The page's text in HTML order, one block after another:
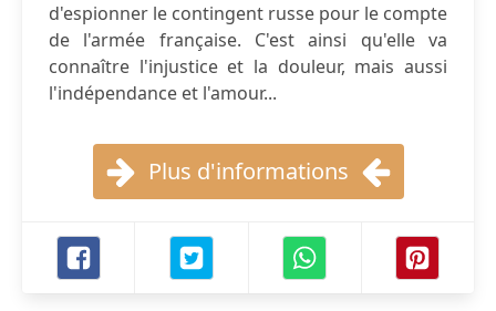
d'espionner le contingent russe pour le compte
de l'armée française. C'est ainsi qu'elle va
connaître l'injustice et la douleur, mais aussi
l'indépendance et l'amour...
Plus d'informations